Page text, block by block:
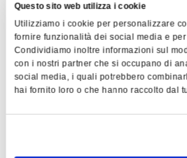
Questo sito web utilizza i cookie
Utilizziamo i cookie per personalizzare
fornire funzionalità dei social media e
Condividiamo inoltre informazioni sul
con i nostri partner che si occupano di
social media, i quali potrebbero
hai fornito loro o che hanno raccolto dal
901 900 -
1001 1000 -